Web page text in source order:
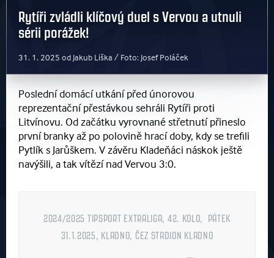
Rytíři zvládli klíčový duel s Vervou a utnuli
sérii porážek!
31. 1. 2025 od Jakub Liška / Foto: Josef Poláček
Poslední domácí utkání před únorovou
reprezentační přestávkou sehráli Rytíři proti
Litvínovu. Od začátku vyrovnané střetnutí přineslo
první branky až po polovině hrací doby, kdy se trefili
Pytlík s Jarůškem. V závěru Kladeňáci náskok ještě
navýšili, a tak vítězí nad Vervou 3:0.
2024/2025 TIPSPORT EXTRALIGA, 42. KOLO, PÁTEK
31.1.2025, KLADNO, ČEZ STADION KLADNO